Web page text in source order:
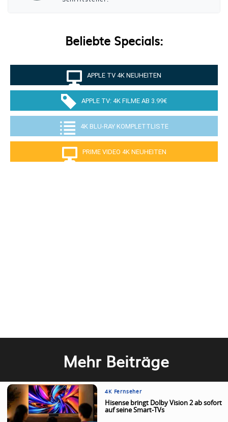
Beliebte Specials:
APPLE TV 4K NEUHEITEN
APPLE TV: 4K FILME AB 3.99€
4K BLU-RAY KOMPLETTLISTE
PRIME VIDEO 4K NEUHEITEN
Mehr Beiträge
4K Fernseher
Hisense bringt Dolby Vision 2 ab sofort
auf seine Smart-TVs